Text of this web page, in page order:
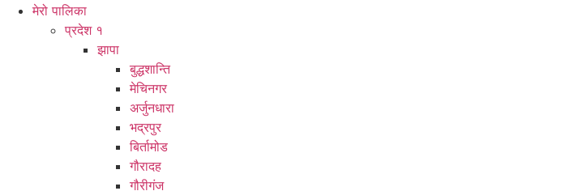
मेरो पालिका
प्रदेश १
झापा
बुद्धशान्ति
मेचिनगर
अर्जुनधारा
भद्रपुर
बिर्तामोड
गौरादह
गौरीगंज